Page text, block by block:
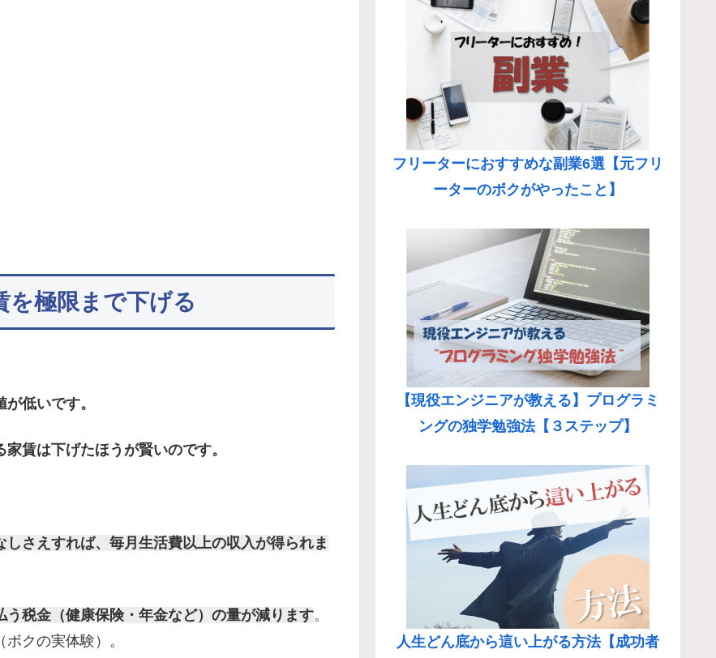
を極限まで下げる
低いです。
賃は下げたほうが賢いのです。
さえすれば、毎月生活費以上の収入が得られま
う税金（健康保険・年金など）の量が減ります。
クの実体験）。
フリーターにおすすめな副業6選【元フリ
ーターのボクがやったこと】
【現役エンジニアが教える】プログラミ
ングの独学勉強法【３ステップ】
人生どん底から這い上がる方法【成功者